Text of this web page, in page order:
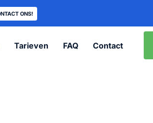
ONS!
Tarieven FAQ Contact